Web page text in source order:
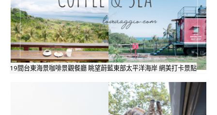
19間台東海景咖啡景觀餐廳 眺望蔚藍東部太平洋海岸 網美打卡景點